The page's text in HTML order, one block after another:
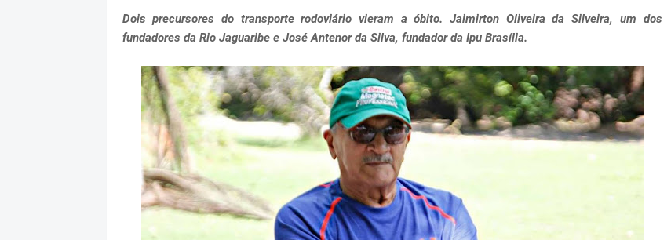
Dois precursores do transporte rodoviário vieram a óbito. Jaimirton Oliveira da Silveira, um dos
fundadores da Rio Jaguaribe e José Antenor da Silva, fundador da Ipu Brasília.